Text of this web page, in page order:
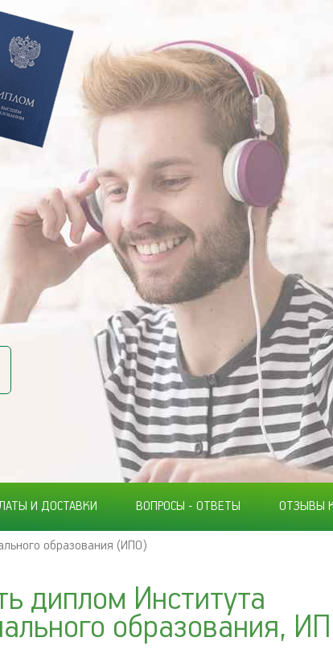
И ДОСТАВКИ ВОПРОСЫ - ОТВЕТЫ ОТЗЫВЫ
образования (ИПО)
диплом Института
образования,